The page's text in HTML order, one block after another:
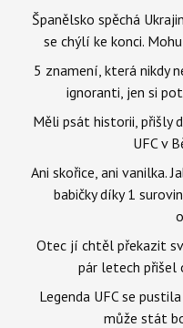
Španělsko spěchá
se chýlí ke konci.
5 znamení, která nikdy
ignoranti, jen si
Měli psát historii, přišly
UFC v
Ani skořice, ani vanilka.
babičky díky 1
Otec jí chtěl překazit
pár letech přišel
Legenda UFC se
může stát